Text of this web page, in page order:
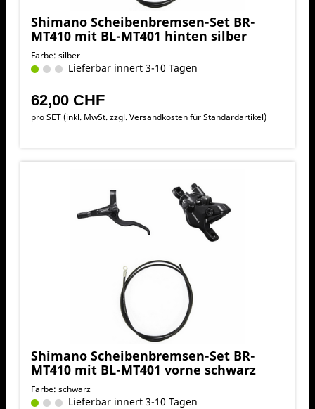
Shimano Scheibenbremsen-Set BR-
MT410 mit BL-MT401 hinten silber
Farbe: silber
Lieferbar innert 3-10 Tagen
62,00 CHF
pro SET (inkl. MwSt. zzgl.Versandkosten für Standardartikel)
Shimano Scheibenbremsen-Set BR-
MT410 mit BL-MT401 vorne schwarz
Farbe: schwarz
Lieferbar innert 3-10 Tagen